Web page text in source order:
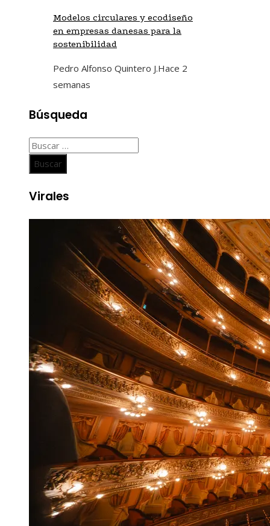
Modelos circulares y ecodiseño
en empresas danesas para la
sostenibilidad
Pedro Alfonso Quintero J.Hace 2
semanas
Búsqueda
Buscar:
Virales